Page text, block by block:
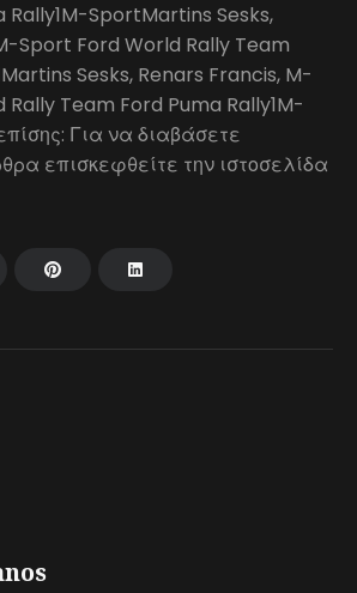
Rally1M-SportMartins Sesks,
Sport Ford World Rally Team
Sesks, Renars Francis, M-
Team Ford Puma Rally1M-
Για να διαβάσετε
επισκεφθείτε την ιστοσελίδα